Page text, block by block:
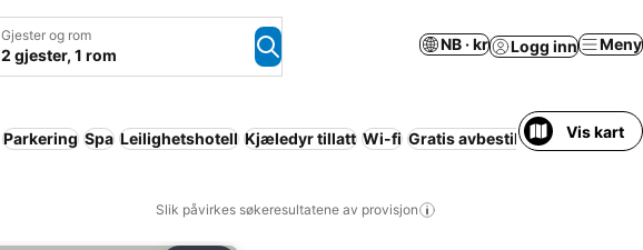
Gjester og rom
2 gjester, 1 rom
NB · kr Logg inn Meny
Parkering Spa Leilighetshotell Kjæledyr tillatt Wi-fi Gratis avbestilling Vis kart
Slik påvirkes søkeresultatene av provisjon